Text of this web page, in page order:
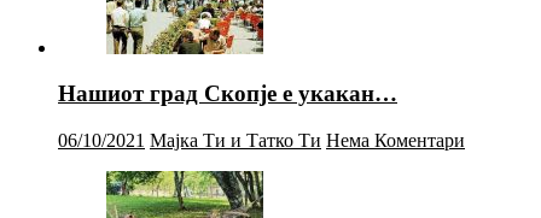
Нашиот град Скопје е укакан…
06/10/2021 Мајка Ти и Татко Ти Нема Коментари